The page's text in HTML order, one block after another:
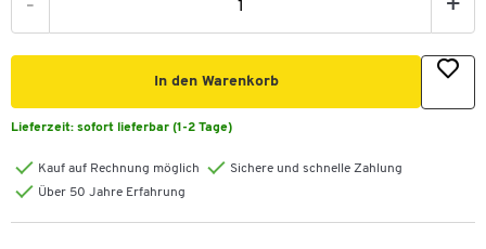
- +
In den Warenkorb
Lieferzeit: sofort lieferbar (1-2 Tage)
Kauf auf Rechnung möglich
Sichere und schnelle Zahlung
Über 50 Jahre Erfahrung